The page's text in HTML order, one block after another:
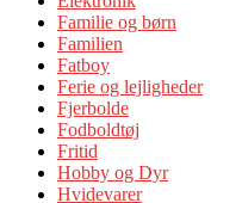
Familie og børn
Familien
Fatboy
Ferie og lejligheder
Fjerbolde
Fodboldtøj
Fritid
Hobby og Dyr
Hvidevarer